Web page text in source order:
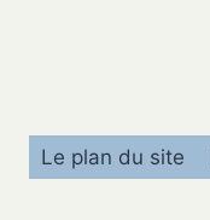
Le plan du site